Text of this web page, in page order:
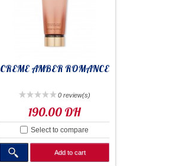
CREME AMBER ROMANCE
0 review(s)
190.00 DH
Select to compare
Add to cart